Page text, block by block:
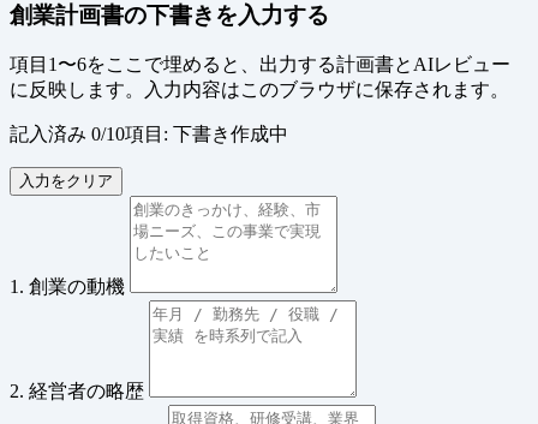
創業計画書の下書きを入力する
項目1〜6をここで埋めると、出力する計画書とAIレビュー
に反映します。入力内容はこのブラウザに保存されます。
記入済み 0/10項目: 下書き作成中
入力をクリア
1. 創業の動機
2. 経営者の略歴